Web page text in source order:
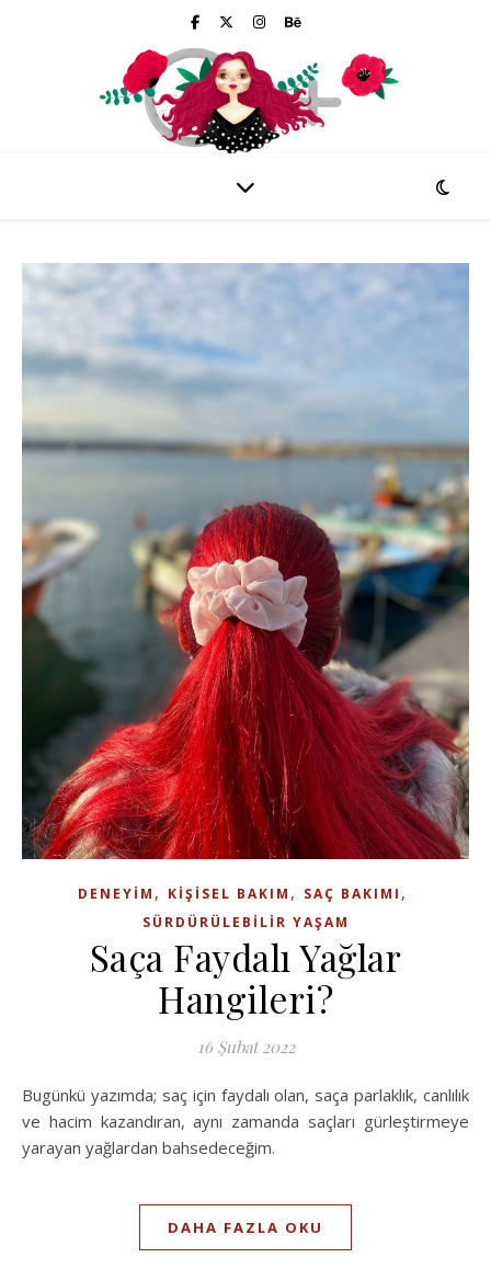
DENEYIM , KIŞISEL BAKIM , SAÇ BAKIMI ,
SÜRDÜRÜLEBILIR YAŞAM
Saça Faydalı Yağlar
Hangileri?
16 Şubat 2022
Bugünkü yazımda; saç için faydalı olan, saça parlaklık, canlılık
ve hacim kazandıran, aynı zamanda saçları gürleştirmeye
yarayan yağlardan bahsedeceğim.
DAHA FAZLA OKU